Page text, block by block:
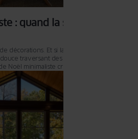
: quand la sobriété
décorations. Et si la vraie magie résidait
traversant des fenêtres épurées, des
Noël minimaliste créent une ambiance
Le minimalisme, loin d’être froid,
l’émotion pure.